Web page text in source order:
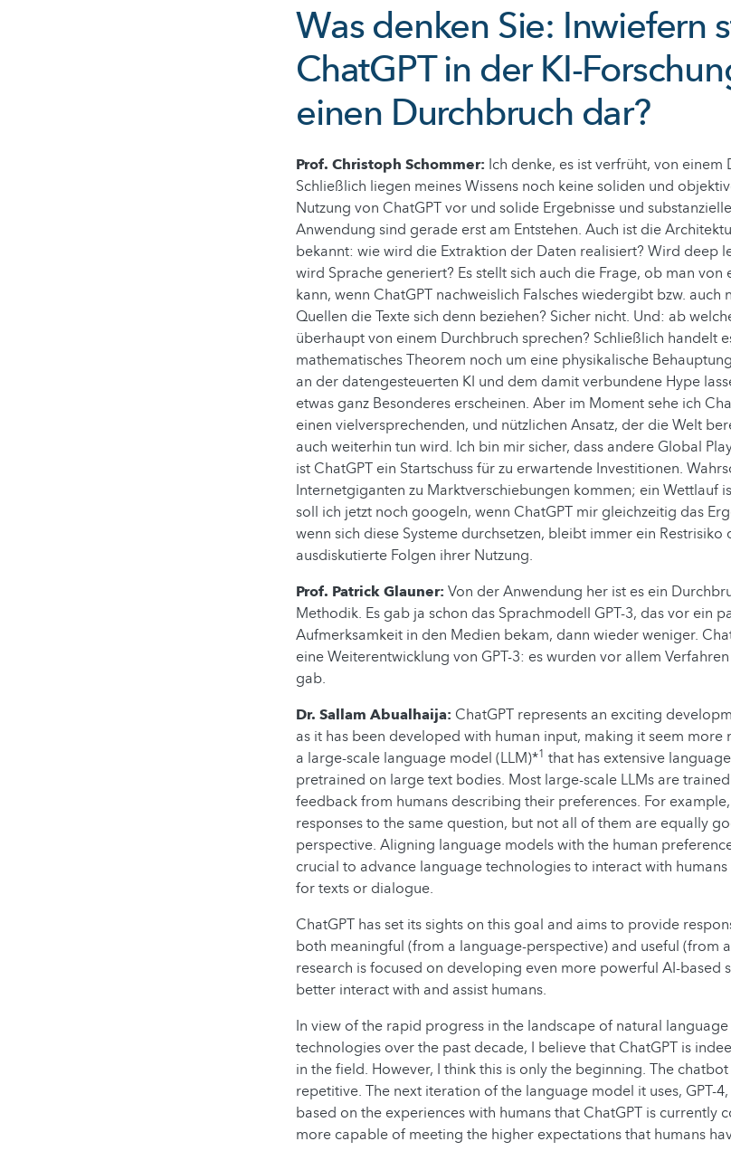
Was denken Sie: Inwiefern
ChatGPT in der KI-
einen Durchbruch dar?
Prof. Christoph Schommer: Ich denke, es ist verfrüht, von einem
Schließlich liegen meines Wissens noch keine soliden und
Nutzung von ChatGPT vor und solide Ergebnisse und
Anwendung sind gerade erst am Entstehen. Auch ist die
bekannt: wie wird die Extraktion der Daten realisiert? Wird deep
wird Sprache generiert? Es stellt sich auch die Frage, ob man
kann, wenn ChatGPT nachweislich Falsches wiedergibt bzw.
Quellen die Texte sich denn beziehen? Sicher nicht. Und: ab
überhaupt von einem Durchbruch sprechen? Schließlich handelt
mathematisches Theorem noch um eine physikalische
an der datengesteuerten KI und dem damit verbundene Hype
etwas ganz Besonderes erscheinen. Aber im Moment sehe ich
einen vielversprechenden, und nützlichen Ansatz, der die Welt
auch weiterhin tun wird. Ich bin mir sicher, dass andere Global
ist ChatGPT ein Startschuss für zu erwartende Investitionen.
Internetgiganten zu Marktverschiebungen kommen; ein Wettlauf
soll ich jetzt noch googeln, wenn ChatGPT mir gleichzeitig das
wenn sich diese Systeme durchsetzen, bleibt immer ein Restrisiko
ausdiskutierte Folgen ihrer Nutzung.
Prof. Patrick Glauner: Von der Anwendung her ist es ein
Methodik. Es gab ja schon das Sprachmodell GPT-3, das vor ein
Aufmerksamkeit in den Medien bekam, dann wieder weniger.
eine Weiterentwicklung von GPT-3: es wurden vor allem
gab.
Dr. Sallam Abualhaija: ChatGPT represents an exciting
as it has been developed with human input, making it seem more
a large-scale language model (LLM)*1 that has extensive
pretrained on large text bodies. Most large-scale LLMs are
feedback from humans describing their preferences. For
responses to the same question, but not all of them are equally
perspective. Aligning language models with the human
crucial to advance language technologies to interact with
for texts or dialogue.
ChatGPT has set its sights on this goal and aims to provide
both meaningful (from a language-perspective) and useful (from
research is focused on developing even more powerful AI-based
better interact with and assist humans.
In view of the rapid progress in the landscape of natural
technologies over the past decade, I believe that ChatGPT is
in the field. However, I think this is only the beginning. The
repetitive. The next iteration of the language model it uses, GPT-
based on the experiences with humans that ChatGPT is currently
more capable of meeting the higher expectations that humans